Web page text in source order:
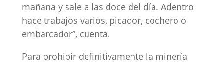
mañana y sale a las doce del día. Adentro
hace trabajos varios, picador, cochero o
embarcador”, cuenta.
Para prohibir definitivamente la minería